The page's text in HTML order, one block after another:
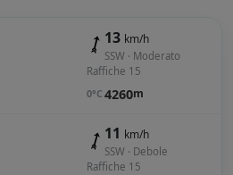
13 km/h
SSW · Moderato
Raffiche 15
0°C 4260m
11 km/h
SSW · Debole
Raffiche 15